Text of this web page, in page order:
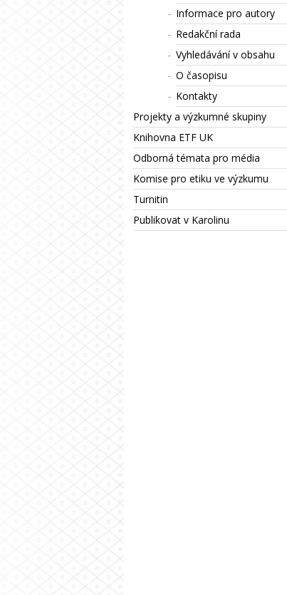
Informace pro autory
Redakční rada
Vyhledávání v obsahu
O časopisu
Kontakty
Projekty a výzkumné skupiny
Knihovna ETF UK
Odborná témata pro média
Komise pro etiku ve výzkumu
Turnitin
Publikovat v Karolinu